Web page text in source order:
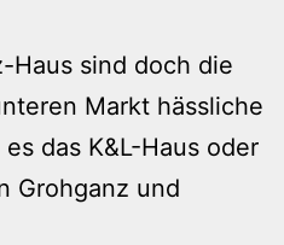
Haus sind doch die
Markt hässliche
das K&L-Haus oder
Grohganz und